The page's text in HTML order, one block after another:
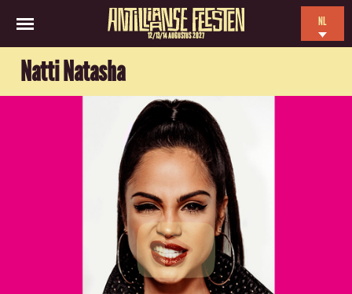
12/13/14 AUGUSTUS 2027
NL
Natti Natasha